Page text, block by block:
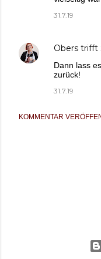
31.7.19
Obers trifft
Dann lass
zurück!
31.7.19
KOMMENTAR